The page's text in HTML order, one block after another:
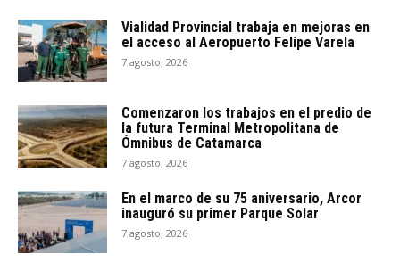
Vialidad Provincial trabaja en mejoras en
el acceso al Aeropuerto Felipe Varela
7 agosto, 2026
Comenzaron los trabajos en el predio de
la futura Terminal Metropolitana de
Ómnibus de Catamarca
7 agosto, 2026
En el marco de su 75 aniversario, Arcor
inauguró su primer Parque Solar
7 agosto, 2026